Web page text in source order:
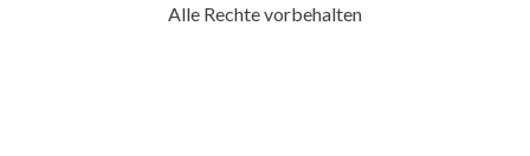
Alle Rechte vorbehalten